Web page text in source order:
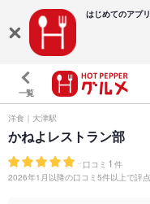
はじめてのアプ
一覧
洋食｜大津駅
かねよレストラン部
- 口コミ 1 件
2026年1月以降の口コミ5件以上で評